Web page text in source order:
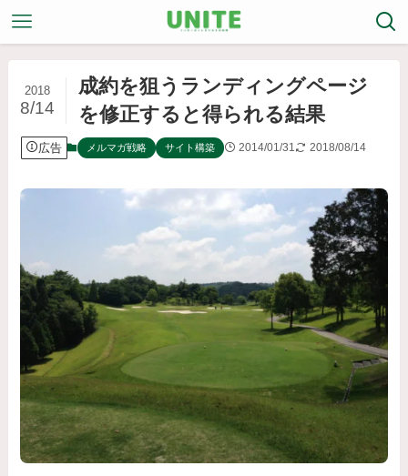
成約を狙うランディングページ
を修正すると得られる結果
2018
8/14
広告 メルマガ戦略 サイト構築 2014/01/31 2018/08/14